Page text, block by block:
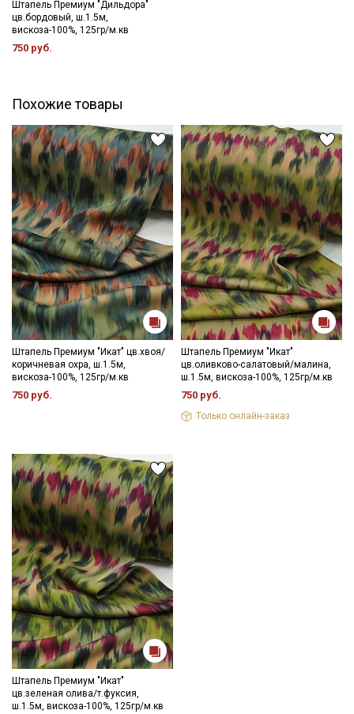
Штапель Премиум "Дильдора"
цв.бордовый, ш.1.5м,
вискоза-100%, 125гр/м.кв
750 руб.
Похожие товары
Штапель Премиум "Икат" цв.хвоя/
коричневая охра, ш.1.5м,
вискоза-100%, 125гр/м.кв
750 руб.
Штапель Премиум "Икат"
цв.оливково-салатовый/малина,
ш.1.5м, вискоза-100%, 125гр/м.кв
750 руб.
Только онлайн-заказ
Штапель Премиум "Икат"
цв.зеленая олива/т.фуксия,
ш.1.5м, вискоза-100%, 125гр/м.кв